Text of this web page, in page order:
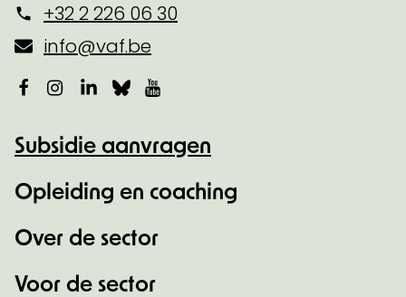
+32 2 226 06 30
info@vaf.be
Facebook
Instagram
LinkedIn
Bluesky
Subsidie aanvragen
Opleiding en coaching
Over de sector
Voor de sector